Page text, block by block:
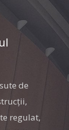
de
regulat,